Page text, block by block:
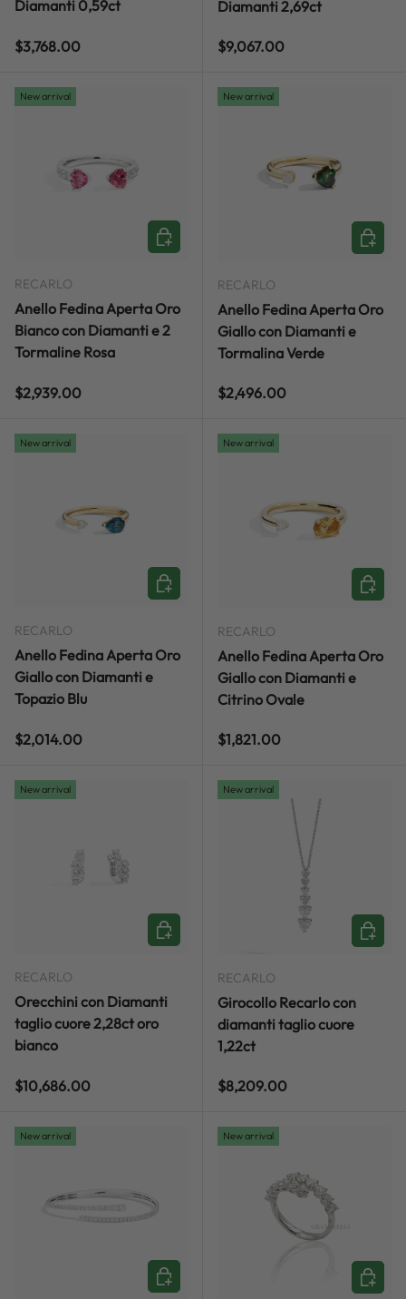
Diamanti 0,59ct
Regular price
$3,768.00
Diamanti 2,69ct
Regular price
$9,067.00
New arrival
RECARLO
Anello Fedina Aperta Oro
Bianco con Diamanti e 2
Tormaline Rosa
Regular price
$2,939.00
ADD TO CART
New arrival
RECARLO
Anello Fedina Aperta Oro
Giallo con Diamanti e
Tormalina Verde
Regular price
$2,496.00
ADD
New arrival
RECARLO
Anello Fedina Aperta Oro
Giallo con Diamanti e
Topazio Blu
Regular price
$2,014.00
ADD TO CART
New arrival
RECARLO
Anello Fedina Aperta Oro
Giallo con Diamanti e
Citrino Ovale
Regular price
$1,821.00
ADD
New arrival
RECARLO
Orecchini con Diamanti
taglio cuore 2,28ct oro
bianco
Regular price
$10,686.00
ADD TO CART
New arrival
RECARLO
Girocollo Recarlo con
diamanti taglio cuore
1,22ct
Regular price
$8,209.00
ADD
New arrival
ADD TO CART
New arrival
ADD